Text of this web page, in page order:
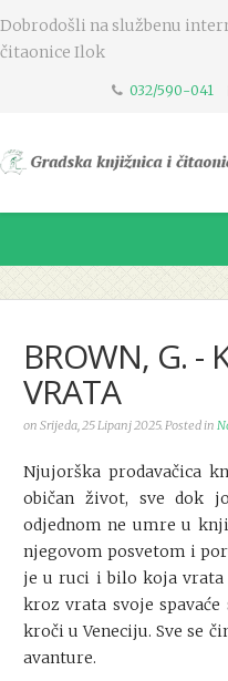
Dobrodošli na službenu
čitaonice Ilok
032/590-041
BROWN, G. -
VRATA
on Srijeda, 25 Lipanj 2025. Posted in
Njujorška prodavačica
običan život, sve dok
odjednom ne umre u
njegovom posvetom i
je u ruci i bilo koja vrata
kroz vrata svoje
kroči u Veneciju. Sve se
avanture.